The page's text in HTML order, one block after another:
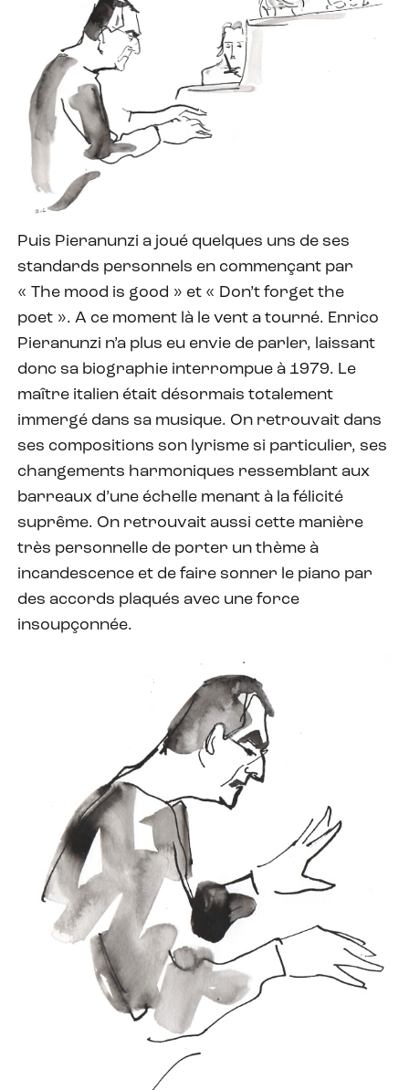
Puis Pieranunzi a joué quelques uns de ses
standards personnels en commençant par
« The mood is good » et « Don’t forget the
poet ». A ce moment là le vent a tourné. Enrico
Pieranunzi n’a plus eu envie de parler, laissant
donc sa biographie interrompue à 1979. Le
maître italien était désormais totalement
immergé dans sa musique. On retrouvait dans
ses compositions son lyrisme si particulier, ses
changements harmoniques ressemblant aux
barreaux d’une échelle menant à la félicité
suprême. On retrouvait aussi cette manière
très personnelle de porter un thème à
incandescence et de faire sonner le piano par
des accords plaqués avec une force
insoupçonnée.